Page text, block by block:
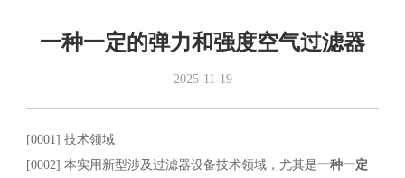
一种一定的弹力和强度空气过滤器
2025-11-19
[0001] 技术领域
[0002] 本实用新型涉及过滤器设备技术领域，尤其是一种一定